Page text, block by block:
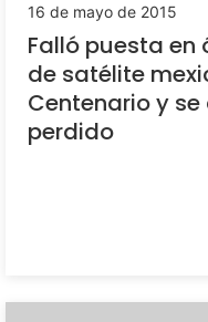
16 de mayo de 2015
Falló puesta en
de satélite
Centenario y
perdido